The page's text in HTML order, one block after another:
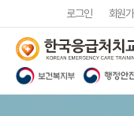
로그인 회원